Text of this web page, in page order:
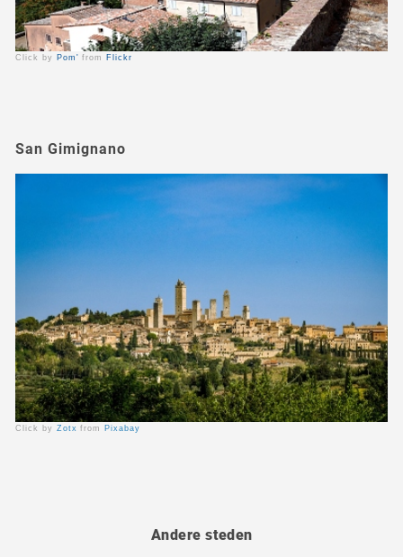
Click by Pom' from Flickr
Click by Zotxfrom Pixabay
San Gimignano
Andere steden